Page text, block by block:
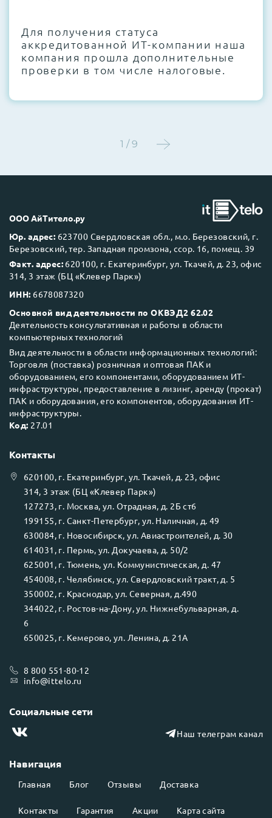
Этап 4:Стресс-тестирование под 100%
нагрузкой в течение 72 часов для
проверки стабильности всех подсистем
Next Business Day (NBD)
Для получения статуса
аккредитованной ИТ-компании наша
компания прошла дополнительные
проверки в том числе налоговые.
1 / 9
ООО АйТитело.ру
Юр. адрес: 623700 Свердловская обл., м.о. Березовский, г.
Березовский, тер. Западная промзона, ссор. 16, помещ. 39
Факт. адрес: 620100, г. Екатеринбург, ул. Ткачей, д. 23, офис
314, 3 этаж (БЦ «Клевер Парк»)
ИНН: 6678087320
Основной вид деятельности по ОКВЭД2 62.02
Деятельность консультативная и работы в области
компьютерных технологий
Вид деятельности в области информационных технологий:
Торговля (поставка) розничная и оптовая ПАК и
оборудованием, его компонентами, оборудованием ИТ-
инфраструктуры, предоставление в лизинг, аренду (прокат)
ПАК и оборудования, его компонентов, оборудования ИТ-
инфраструктуры.
Код: 27.01
Навигация
Главная Блог Отзывы Доставка
Контакты Гарантия Акции Карта сайта
Контакты
620100, г. Екатеринбург, ул.Ткачей, д. 23, офис
314, 3 этаж (БЦ «Клевер Парк»)
127273, г. Москва, ул. Отрадная, д. 2Б ст6
199155, г. Санкт-Петербург, ул. Наличная, д. 49
630084, г. Новосибирск, ул. Авиастроителей, д. 30
614031 , г. Пермь, ул. Докучаева, д. 50/2
625001 , г. Тюмень, ул. Коммунистическая, д. 47
454008, г. Челябинск, ул. Свердловский тракт, д. 5
350002, г. Краснодар, ул. Северная, д.490
344022, г. Ростов-на-Дону, ул. Нижнебульварная, д.
6
650025, г. Кемерово, ул. Ленина, д. 21А
8 800 551-80-12
info@ittelo.ru
Социальные сети
Наш телеграм канал